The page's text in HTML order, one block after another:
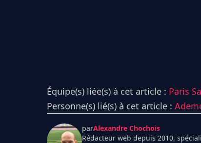
Équipe(s) liée(s) à cet article : Paris
Personne(s) lié(s) à cet article :
parAlexandre Chochois
Rédacteur web depuis 2010,